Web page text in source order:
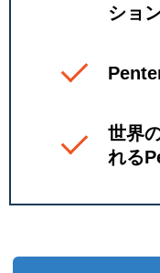
ショ
世界
れる